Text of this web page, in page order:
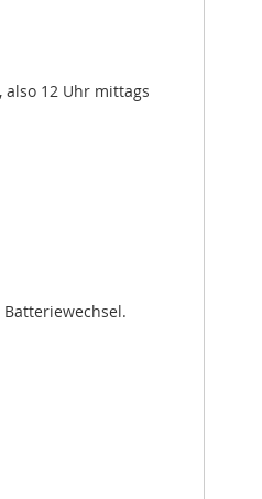
12 Uhr mittags